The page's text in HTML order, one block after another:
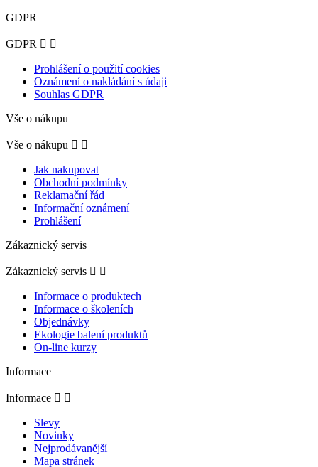
GDPR
GDPR  
Prohlášení o použití cookies
Oznámení o nakládání s údaji
Souhlas GDPR
Vše o nákupu
Vše o nákupu  
Jak nakupovat
Obchodní podmínky
Reklamační řád
Informační oznámení
Prohlášení
Zákaznický servis
Zákaznický servis  
Informace o produktech
Informace o školeních
Objednávky
Ekologie balení produktů
On-line kurzy
Informace
Informace  
Slevy
Novinky
Nejprodávanější
Mapa stránek